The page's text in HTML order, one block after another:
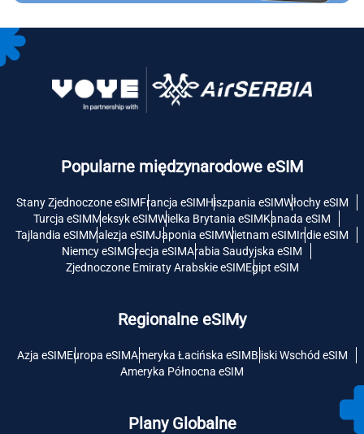
Popularne międzynarodowe eSIM
Stany Zjednoczone eSIMFrancja eSIMHiszpania eSIMWłochy eSIM
Turcja eSIMMeksyk eSIMWielka Brytania eSIMKanada eSIM
Tajlandia eSIMMalezja eSIMJaponia eSIMWietnam eSIMIndie eSIM
Niemcy eSIMGrecja eSIMArabia Saudyjska eSIM
Zjednoczone Emiraty Arabskie eSIMEgipt eSIM
Regionalne eSIMy
Azja eSIMEuropa eSIMAmeryka Łacińska eSIMBliski Wschód eSIM
Ameryka Północna eSIM
Plany Globalne